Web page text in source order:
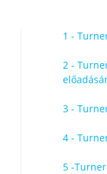
1 -
2 -
3 -
4 -
5 -